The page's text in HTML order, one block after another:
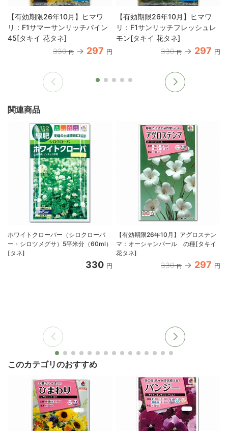
【有効期限26年10月】ヒマワ
リ：F1サマーサンリッチパイン
45[タキイ 花タネ]
330 円 297 円
【有効期限26年10月】ヒマワ
リ：F1サンリッチフレッシュレ
モン[タキイ 花タネ]
330 円 297 円
関連商品
ホワイトクローバー（シロクローバ
ー・シロツメグサ）5平米分（60ml）
[タネ]
330 円
【有効期限26年10月】アグロステン
マ：オーシャンパール の種[タキイ
花タネ]
330 円 297 円
このカテゴリのおすすめ